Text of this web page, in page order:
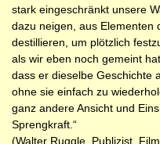
stark eingeschränkt unsere
dazu neigen, aus Elementen
destillieren, um plötzlich
als wir eben noch gemeint
dass er dieselbe Geschichte
ohne sie einfach zu
ganz andere Ansicht und
Sprengkraft.“
(Walter Ruggle, Publizist,